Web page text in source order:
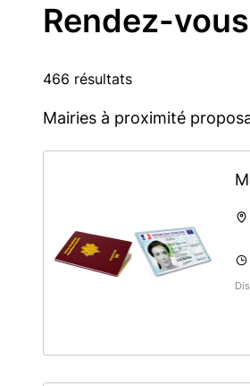
Rendez-
466 résultats
Mairies à proximité